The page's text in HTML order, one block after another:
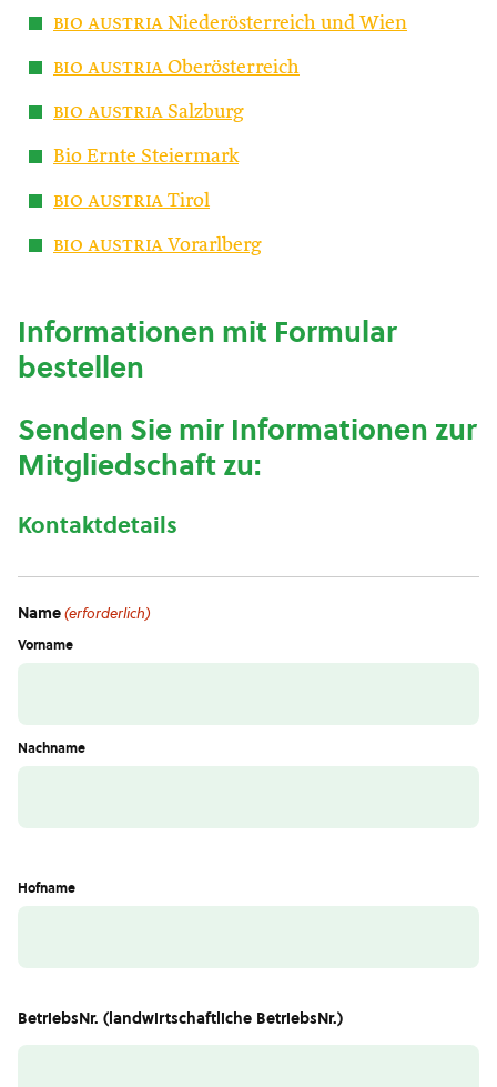
bio austria Niederösterreich und Wien
bio austria Oberösterreich
bio austria Salzburg
Bio Ernte Steiermark
bio austria Tirol
bio austria Vorarlberg
Informationen mit Formular
bestellen
Senden Sie mir Informationen zur
Mitgliedschaft zu:
Kontaktdetails
Name(erforderlich)
Vorname
Nachname
Hofname
BetriebsNr. (landwirtschaftliche BetriebsNr.)